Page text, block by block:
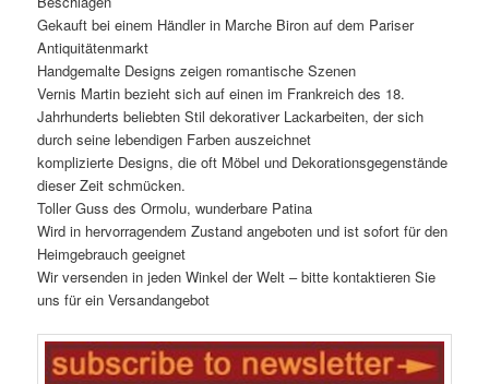
Gekauft bei einem Händler in Marche Biron auf dem Pariser
Antiquitätenmarkt
Handgemalte Designs zeigen romantische Szenen
Vernis Martin bezieht sich auf einen im Frankreich des 18.
Jahrhunderts beliebten Stil dekorativer Lackarbeiten, der sich
durch seine lebendigen Farben auszeichnet
komplizierte Designs, die oft Möbel und Dekorationsgegenstände
dieser Zeit schmücken.
Toller Guss des Ormolu, wunderbare Patina
Wird in hervorragendem Zustand angeboten und ist sofort für den
Heimgebrauch geeignet
Wir versenden in jeden Winkel der Welt – bitte kontaktieren Sie
uns für ein Versandangebot